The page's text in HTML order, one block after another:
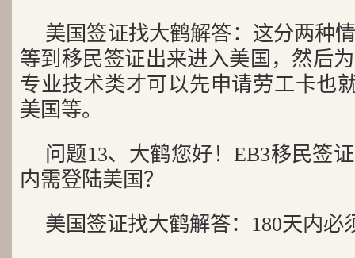
美国签证找大鹤解答：这分两种
等到移民签证出来进入美国，然后
专业技术类才可以先申请劳工卡也
美国等。
问题13、大鹤您好！EB3移民签
内需登陆美国？
美国签证找大鹤解答：180天内必